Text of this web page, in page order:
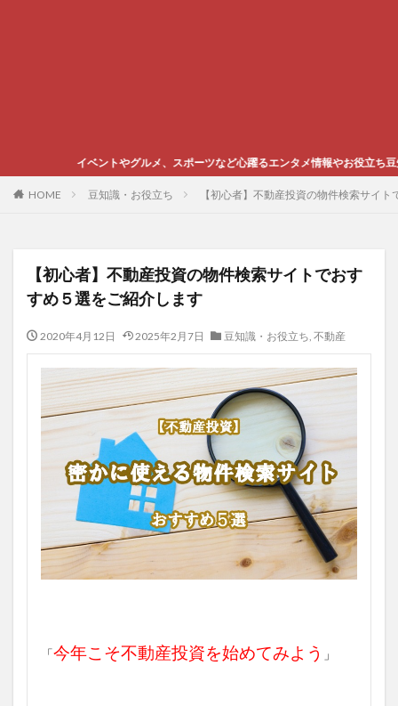
トやグルメ、スポーツなど心躍るエンタメ情報やお役立ち豆知識をご紹介します
HOME 豆知識・お役立ち 【初心者】不動産投資の物件検索サイ
【初心者】不動産投資の物件検索サイトでおす
すめ５選をご紹介します
2020年4月12日 2025年2月7日 豆知識・お役立ち, 不動産
「今年こそ不動産投資を始めてみよう 」